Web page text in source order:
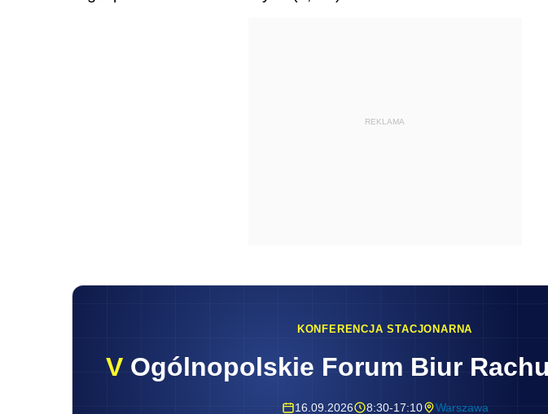
REKLAMA
KONFERENCJA STACJONARNA
V Ogólnopolskie Forum Biur
16.09.2026 8:30-17:10 Warszawa